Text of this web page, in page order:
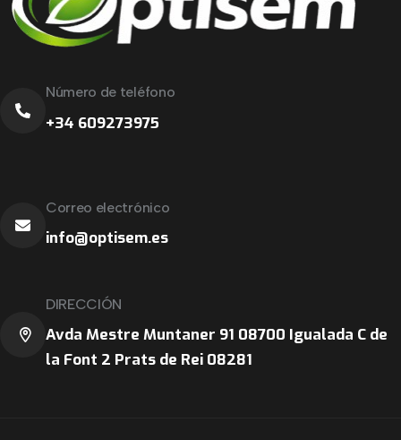
Número de teléfono
+34 609273975
Correo electrónico
info@optisem.es
DIRECCIÓN
Avda Mestre Muntaner 91 08700 Igualada C de
la Font 2 Prats de Rei 08281